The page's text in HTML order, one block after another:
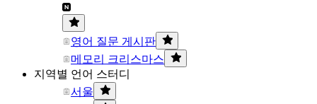
영어 질문 게시판
메모리 크리스마스
지역별 언어 스터디
서울